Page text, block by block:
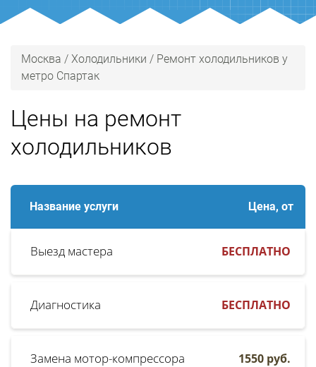
Москва / Холодильники / Ремонт холодильников у
метро Спартак
Цены на ремонт
холодильников
Название услуги Цена, от
Выезд мастера БЕСПЛАТНО
Диагностика БЕСПЛАТНО
Замена мотор-компрессора 1550 руб.